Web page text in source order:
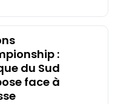
:
du Sud
face à